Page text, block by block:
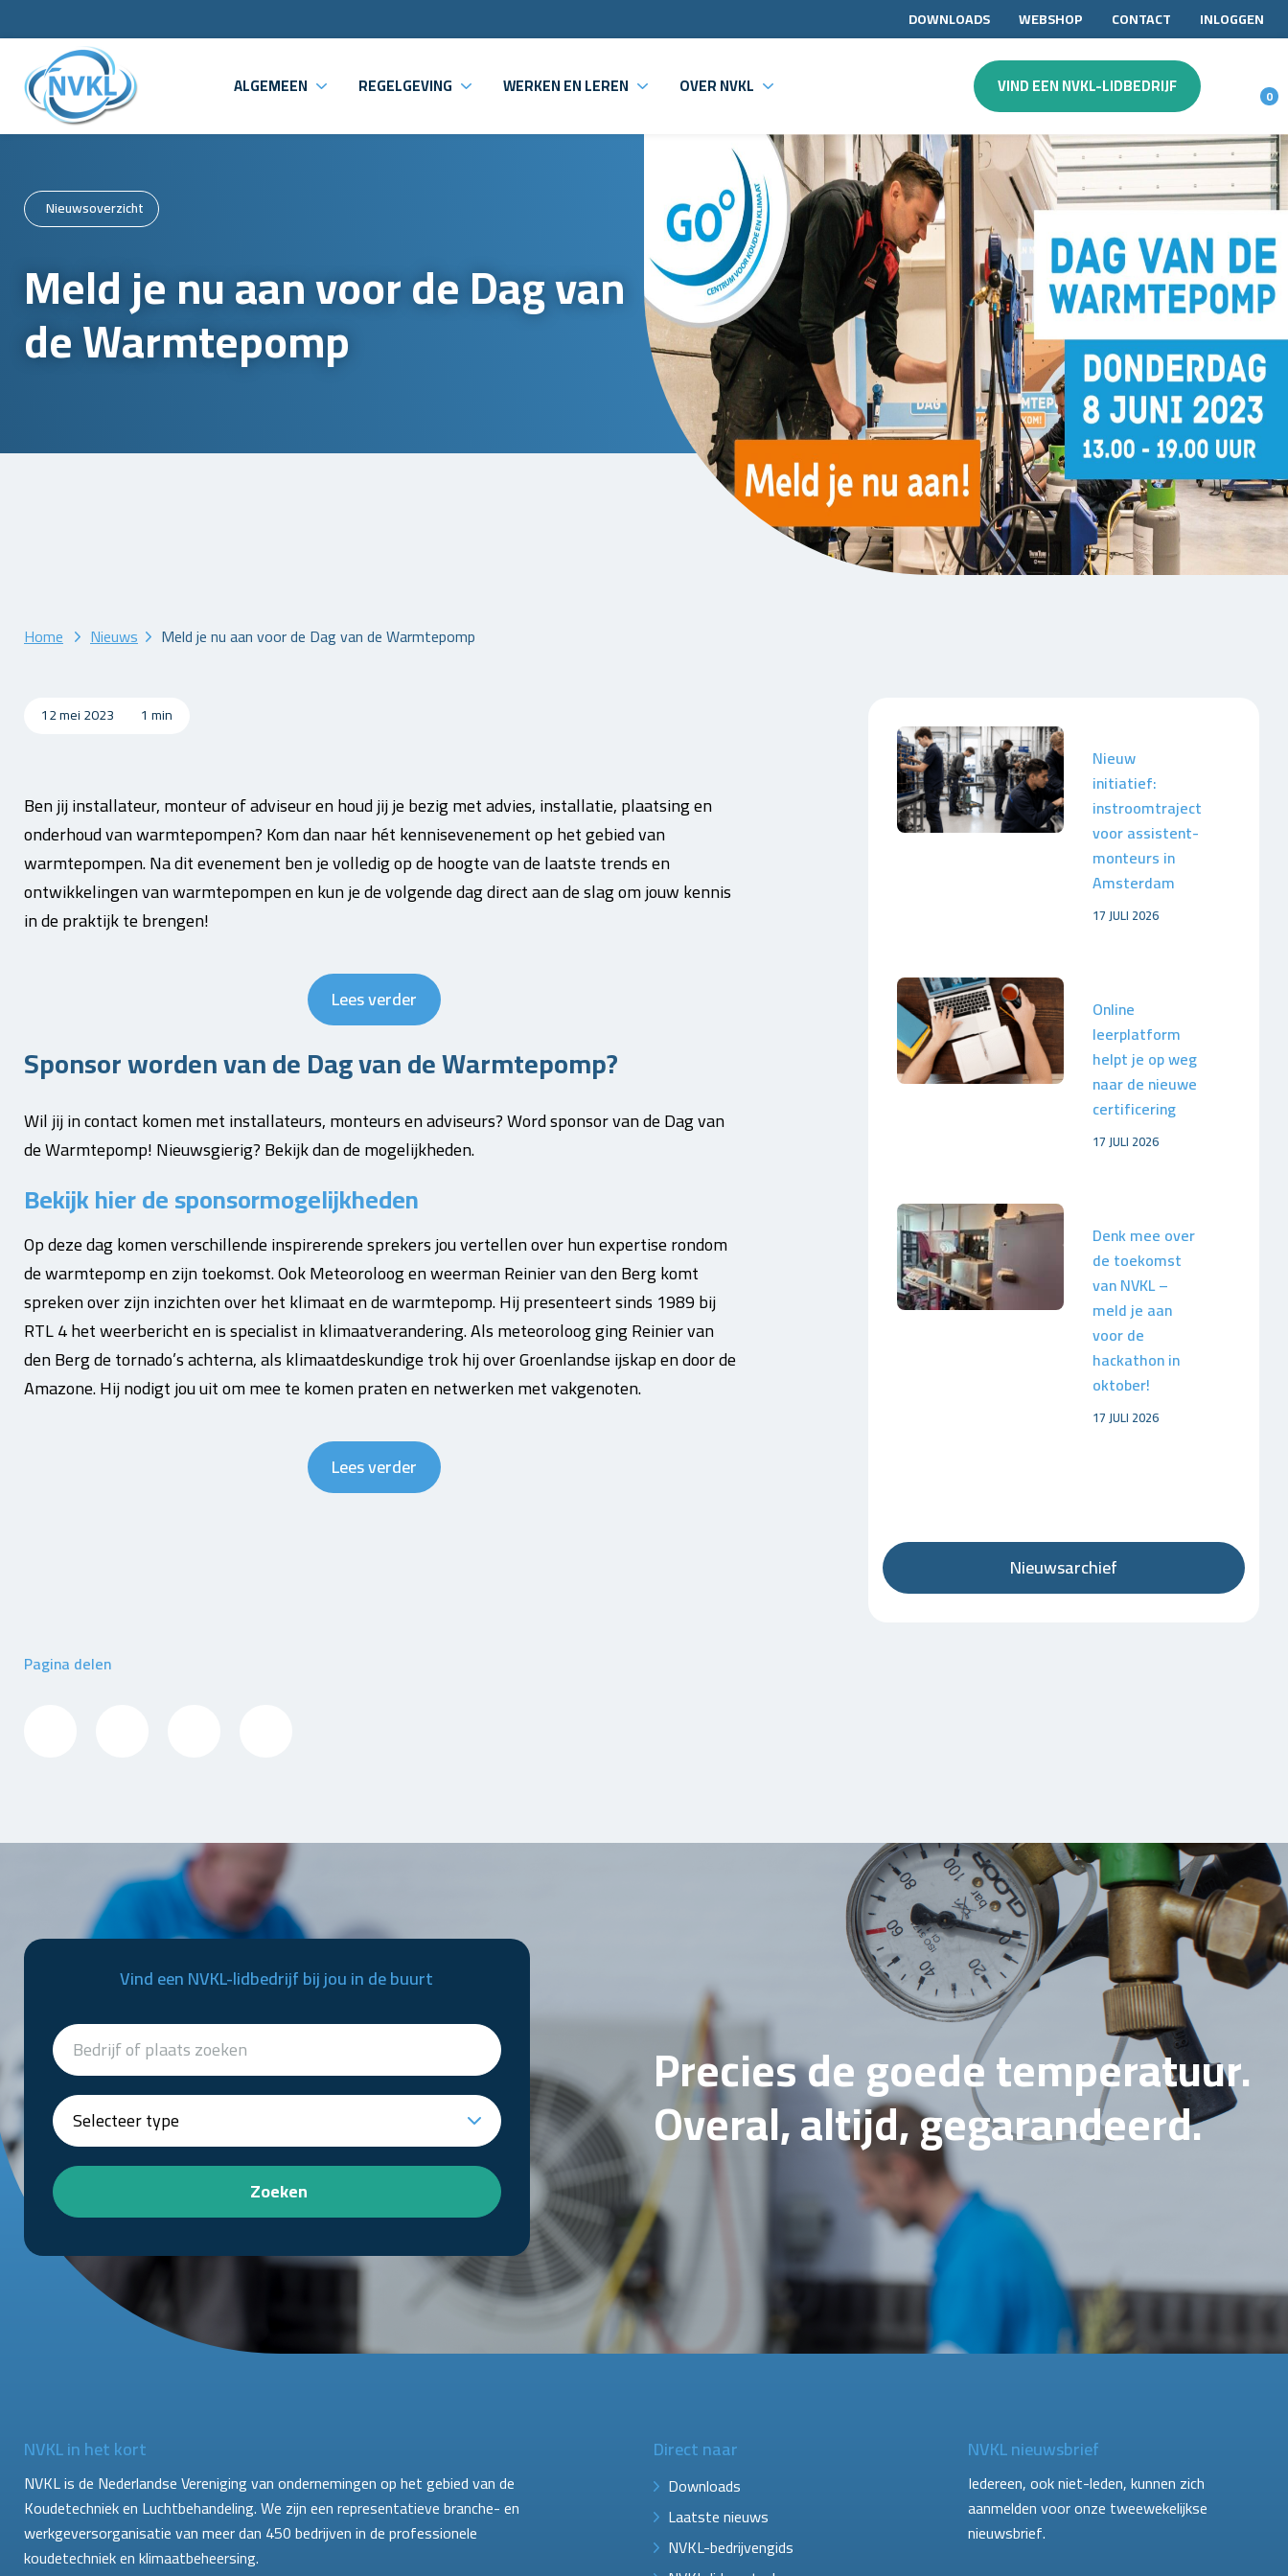
DOWNLOADS WEBSHOP CONTACT INLOGGEN
ALGEMEEN REGELGEVING WERKEN EN LEREN OVER NVKL VIND EEN NVKL-LIDBEDRIJF 0
Nieuwsoverzicht
Meld je nu aan voor de Dag van
de Warmtepomp
Home Nieuws Meld je nu aan voor de Dag van de Warmtepomp
12 mei 2023 1 min
Ben jij installateur, monteur of adviseur en houd jij je bezig met advies, installatie, plaatsing en
onderhoud van warmtepompen? Kom dan naar hét kennisevenement op het gebied van
warmtepompen. Na dit evenement ben je volledig op de hoogte van de laatste trends en
ontwikkelingen van warmtepompen en kun je de volgende dag direct aan de slag om jouw kennis
in de praktijk te brengen!
Lees verder
Sponsor worden van de Dag van de Warmtepomp?
Wil jij in contact komen met installateurs, monteurs en adviseurs? Word sponsor van de Dag van
de Warmtepomp! Nieuwsgierig? Bekijk dan de mogelijkheden.
Bekijk hier de sponsormogelijkheden
Op deze dag komen verschillende inspirerende sprekers jou vertellen over hun expertise rondom
de warmtepomp en zijn toekomst. Ook Meteoroloog en weerman Reinier van den Berg komt
spreken over zijn inzichten over het klimaat en de warmtepomp. Hij presenteert sinds 1989 bij
RTL 4 het weerbericht en is specialist in klimaatverandering. Als meteoroloog ging Reinier van
den Berg de tornado’s achterna, als klimaatdeskundige trok hij over Groenlandse ijskap en door de
Amazone. Hij nodigt jou uit om mee te komen praten en netwerken met vakgenoten.
Lees verder
Pagina delen
Nieuw
initiatief:
instroomtraject
voor assistent-
monteurs in
Amsterdam
17 JULI 2026
Online
leerplatform
helpt je op weg
naar de nieuwe
certificering
17 JULI 2026
Denk mee over
de toekomst
van NVKL –
meld je aan
voor de
hackathon in
oktober!
17 JULI 2026
Nieuwsarchief
Vind een NVKL-lidbedrijf bij jou in de buurt
Zoeken
Precies de goede temperatuur.
Overal, altijd, gegarandeerd.
NVKL in het kort
NVKL is de Nederlandse Vereniging van ondernemingen op het gebied van de
Koudetechniek en Luchtbehandeling. We zijn een representatieve branche- en
werkgeversorganisatie van meer dan 450 bedrijven in de professionele
koudetechniek en klimaatbeheersing.
Direct naar
Downloads
Laatste nieuws
NVKL-bedrijvengids
NVKL nieuwsbrief
Iedereen, ook niet-leden, kunnen zich
aanmelden voor onze tweewekelijkse
nieuwsbrief.